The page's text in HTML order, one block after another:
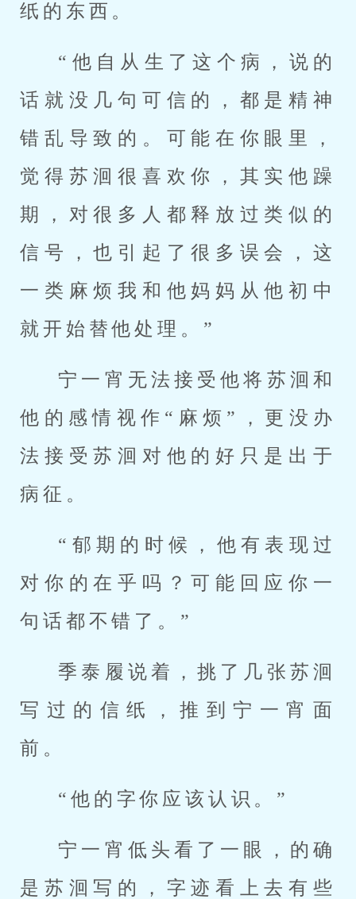
纸的东西。
“他自从生了这个病，说的
话就没几句可信的，都是精神
错乱导致的。可能在你眼里，
觉得苏洄很喜欢你，其实他躁
期，对很多人都释放过类似的
信号，也引起了很多误会，这
一类麻烦我和他妈妈从他初中
就开始替他处理。”
宁一宵无法接受他将苏洄和
他的感情视作“麻烦”，更没办
法接受苏洄对他的好只是出于
病征。
“郁期的时候，他有表现过
对你的在乎吗？可能回应你一
句话都不错了。”
季泰履说着，挑了几张苏洄
写过的信纸，推到宁一宵面
前。
“他的字你应该认识。”
宁一宵低头看了一眼，的确
是苏洄写的，字迹看上去有些